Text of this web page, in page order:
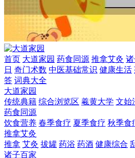
首页 大道家园 药食同源 推拿艾灸
日 奇门术数 中医基础常识 健康生活
答 词典大全
大道家园
传统典籍 综合浏览区 羲黄大学 文始
药食同源
饮食营养 春季食疗 夏季食疗 秋季食
推拿艾灸
推拿 艾灸 拔罐 药浴 药酒 健康综合
诸子百家